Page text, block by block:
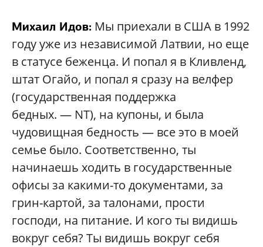
Михаил Идов: Мы приехали в США в 1992
году уже из независимой Латвии, но еще
в статусе беженца. И попал я в Кливленд,
штат Огайо, и попал я сразу на велфер
(государственная поддержка
бедных. — NT), на купоны, и была
чудовищная бедность — все это в моей
семье было. Соответственно, ты
начинаешь ходить в государственные
офисы за какими-то документами, за
грин-картой, за талонами, прости
господи, на питание. И кого ты видишь
вокруг себя? Ты видишь вокруг себя